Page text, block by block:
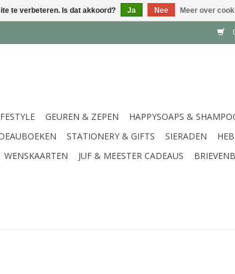
GEUREN & ZEPEN HAPPYSOAPS &
STATIONERY & GIFTS SIERADEN
WENSKAARTEN JUF & MEESTER CADEAUS
te verbeteren. Is dat akkoord? Ja Nee Meer over